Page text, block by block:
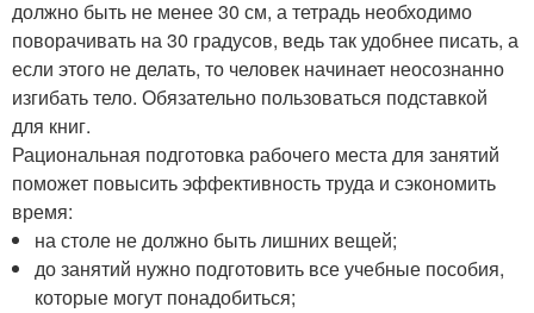
должно быть не менее 30 см, а тетрадь необходимо
поворачивать на 30 градусов, ведь так удобнее писать, а
если этого не делать, то человек начинает неосознанно
изгибать тело. Обязательно пользоваться подставкой
для книг.
Рациональная подготовка рабочего места для занятий
поможет повысить эффективность труда и сэкономить
время:
на столе не должно быть лишних вещей;
до занятий нужно подготовить все учебные пособия,
которые могут понадобиться;